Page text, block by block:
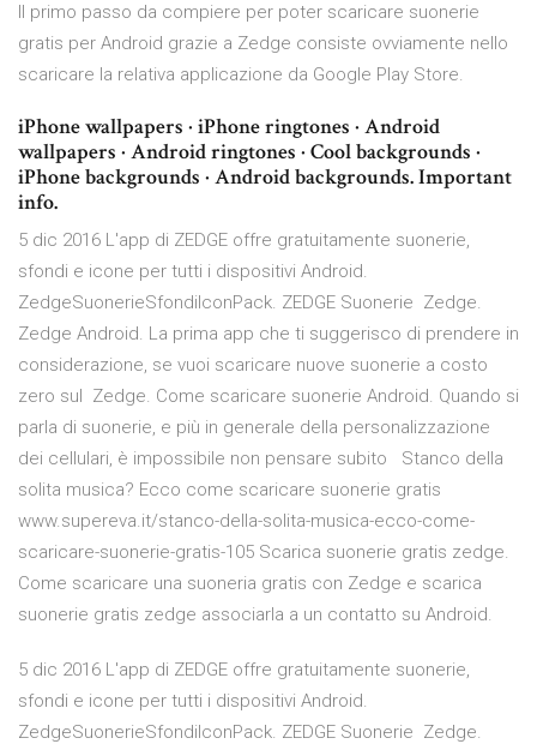
Il primo passo da compiere per poter scaricare suonerie
gratis per Android grazie a Zedge consiste ovviamente nello
scaricare la relativa applicazione da Google Play Store.
iPhone wallpapers · iPhone ringtones · Android
wallpapers · Android ringtones · Cool backgrounds ·
iPhone backgrounds · Android backgrounds. Important
info.
5 dic 2016 L'app di ZEDGE offre gratuitamente suonerie,
sfondi e icone per tutti i dispositivi Android.
ZedgeSuonerieSfondiIconPack. ZEDGE Suonerie Zedge.
Zedge Android. La prima app che ti suggerisco di prendere in
considerazione, se vuoi scaricare nuove suonerie a costo
zero sul Zedge. Come scaricare suonerie Android. Quando si
parla di suonerie, e più in generale della personalizzazione
dei cellulari, è impossibile non pensare subito Stanco della
solita musica? Ecco come scaricare suonerie gratis
www.supereva.it/stanco-della-solita-musica-ecco-come-
scaricare-suonerie-gratis-105 Scarica suonerie gratis zedge.
Come scaricare una suoneria gratis con Zedge e scarica
suonerie gratis zedge associarla a un contatto su Android.
5 dic 2016 L'app di ZEDGE offre gratuitamente suonerie,
sfondi e icone per tutti i dispositivi Android.
ZedgeSuonerieSfondiIconPack. ZEDGE Suonerie Zedge.